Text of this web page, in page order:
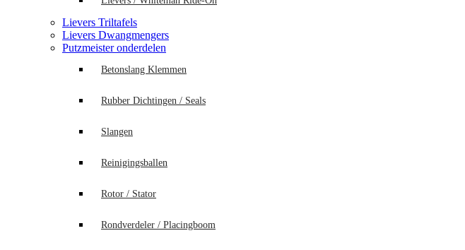
Lievers Triltafels
Lievers Dwangmengers
Putzmeister onderdelen
Betonslang Klemmen
Rubber Dichtingen / Seals
Slangen
Reinigingsballen
Rotor / Stator
Rondverdeler / Placingboom